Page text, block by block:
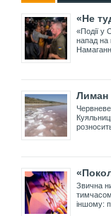
«Не
«Події у
напад на
Лиман
Звична
тимчасом
іншому: